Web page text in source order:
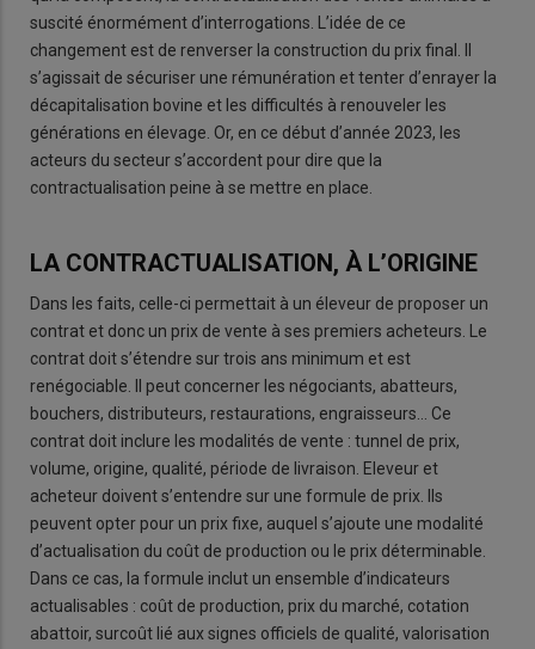
suscité énormément d’interrogations. L’idée de ce
changement est de renverser la construction du prix final. Il
s’agissait de sécuriser une rémunération et tenter d’enrayer la
décapitalisation bovine et les difficultés à renouveler les
générations en élevage. Or, en ce début d’année 2023, les
acteurs du secteur s’accordent pour dire que la
contractualisation peine à se mettre en place.
LA CONTRACTUALISATION, À L’ORIGINE
Dans les faits, celle-ci permettait à un éleveur de proposer un
contrat et donc un prix de vente à ses premiers acheteurs. Le
contrat doit s’étendre sur trois ans minimum et est
renégociable. Il peut concerner les négociants, abatteurs,
bouchers, distributeurs, restaurations, engraisseurs… Ce
contrat doit inclure les modalités de vente : tunnel de prix,
volume, origine, qualité, période de livraison. Eleveur et
acheteur doivent s’entendre sur une formule de prix. Ils
peuvent opter pour un prix fixe, auquel s’ajoute une modalité
d’actualisation du coût de production ou le prix déterminable.
Dans ce cas, la formule inclut un ensemble d’indicateurs
actualisables : coût de production, prix du marché, cotation
abattoir, surcoût lié aux signes officiels de qualité, valorisation